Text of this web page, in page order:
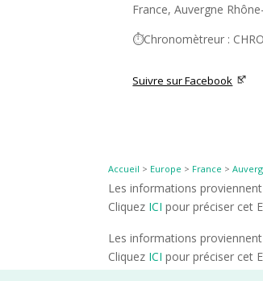
France, Auvergne
⏱️Chronomètreur :
Suivre sur Facebook
Accueil > Europe > France >
Les informations
Cliquez ICI pour préciser cet
Les informations
Cliquez ICI pour préciser cet